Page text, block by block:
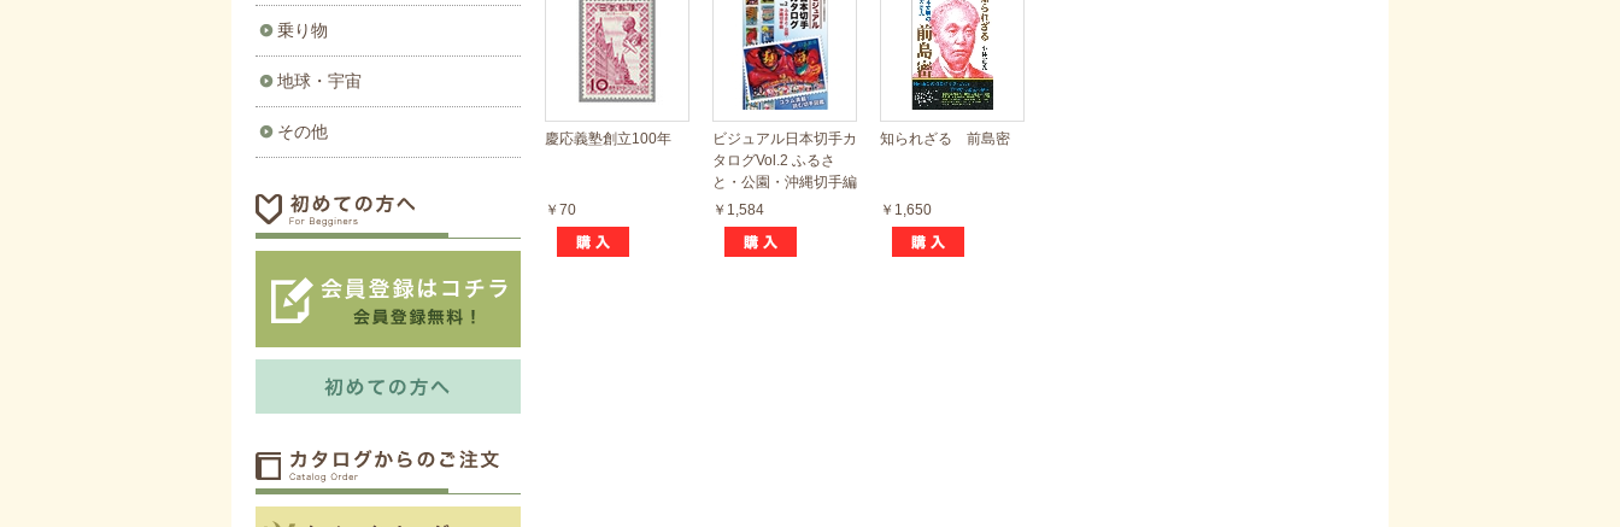
慶応義塾創立100年
￥70
ビジュアル日本切手カ
タログVol.2 ふるさ
と・公園・沖縄切手編
￥1,584
知られざる 前島密
￥1,650
乗り物
地球・宇宙
その他